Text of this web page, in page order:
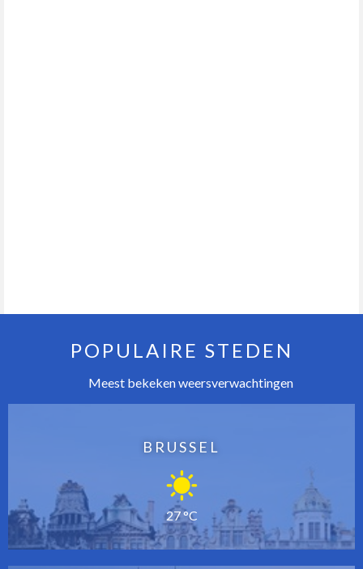
POPULAIRE STEDEN
Meest bekeken weersverwachtingen
BRUSSEL
27 °C